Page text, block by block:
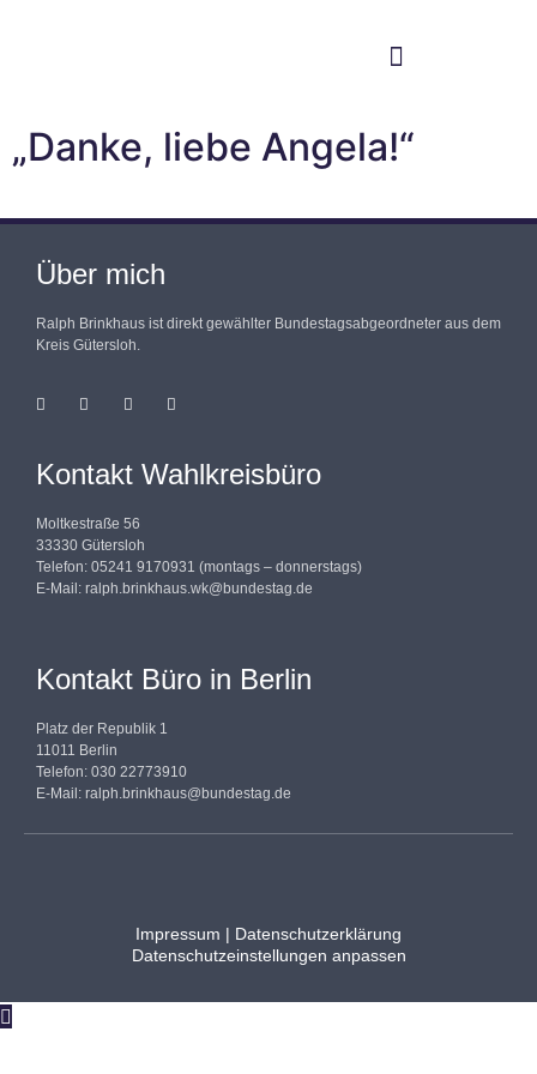
„Danke, liebe Angela!“
Über mich
Ralph Brinkhaus ist direkt gewählter Bundestagsabgeordneter aus dem
Kreis Gütersloh.
Kontakt Wahlkreisbüro
Moltkestraße 56
33330 Gütersloh
Telefon: 05241 9170931 (montags – donnerstags)
E-Mail: ralph.brinkhaus.wk@bundestag.de
Kontakt Büro in Berlin
Platz der Republik 1
11011 Berlin
Telefon: 030 22773910
E-Mail: ralph.brinkhaus@bundestag.de
Impressum | Datenschutzerklärung
Datenschutzeinstellungen anpassen